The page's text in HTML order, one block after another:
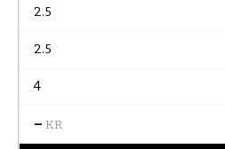
2.5
2.5
4
– KR